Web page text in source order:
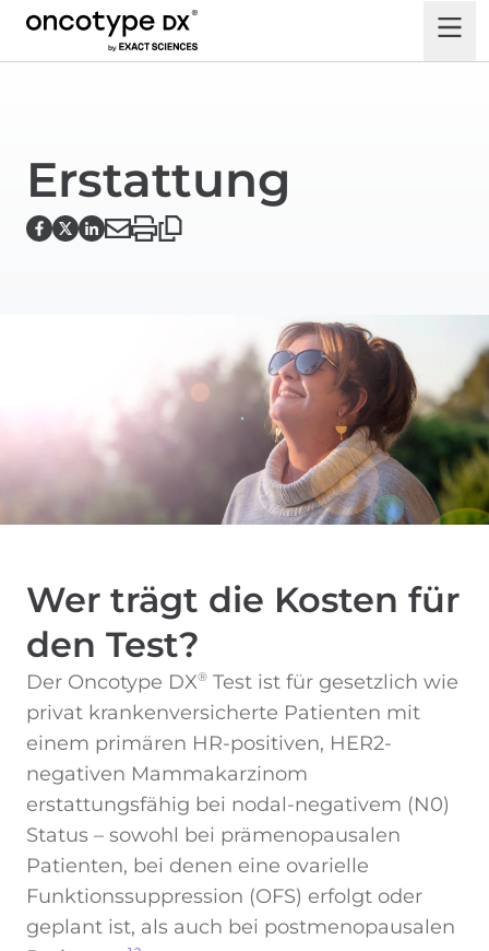
Erstattung
Wer trägt die Kosten für
den Test?
Der Oncotype DX® Test ist für gesetzlich wie
privat krankenversicherte Patienten mit
einem primären HR-positiven, HER2-
negativen Mammakarzinom
erstattungsfähig bei nodal-negativem (N0)
Status – sowohl bei prämenopausalen
Patienten, bei denen eine ovarielle
Funktionssuppression (OFS) erfolgt oder
geplant ist, als auch bei postmenopausalen